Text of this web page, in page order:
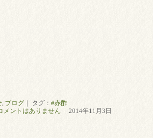
, ブログ ｜ タグ： #赤酢
メントはありません ｜ 2014年11月3日